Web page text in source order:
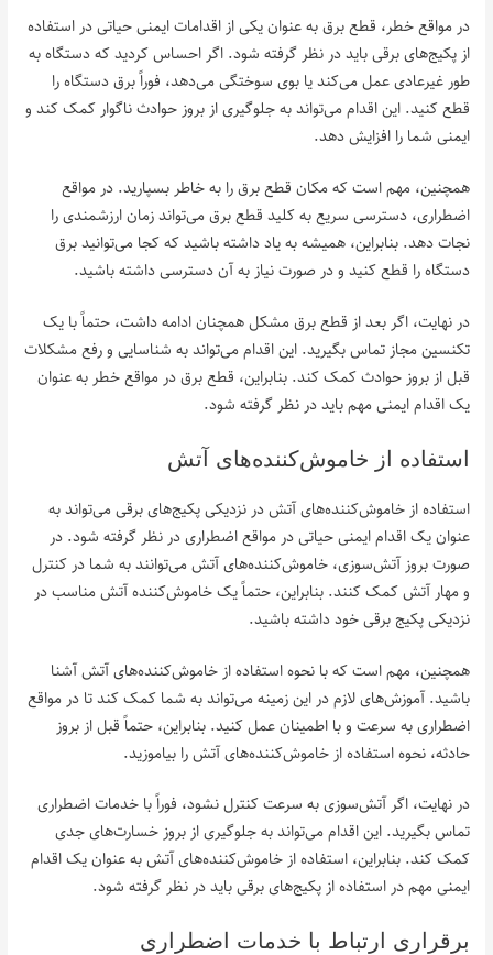
در مواقع خطر، قطع برق به عنوان یکی از اقدامات ایمنی حیاتی در استفاده
از پکیج‌های برقی باید در نظر گرفته شود. اگر احساس کردید که دستگاه به
طور غیرعادی عمل می‌کند یا بوی سوختگی می‌دهد، فوراً برق دستگاه را
قطع کنید. این اقدام می‌تواند به جلوگیری از بروز حوادث ناگوار کمک کند و
ایمنی شما را افزایش دهد.
همچنین، مهم است که مکان قطع برق را به خاطر بسپارید. در مواقع
اضطراری، دسترسی سریع به کلید قطع برق می‌تواند زمان ارزشمندی را
نجات دهد. بنابراین، همیشه به یاد داشته باشید که کجا می‌توانید برق
دستگاه را قطع کنید و در صورت نیاز به آن دسترسی داشته باشید.
در نهایت، اگر بعد از قطع برق مشکل همچنان ادامه داشت، حتماً با یک
تکنسین مجاز تماس بگیرید. این اقدام می‌تواند به شناسایی و رفع مشکلات
قبل از بروز حوادث کمک کند. بنابراین، قطع برق در مواقع خطر به عنوان
یک اقدام ایمنی مهم باید در نظر گرفته شود.
استفاده از خاموش‌کننده‌های آتش
استفاده از خاموش‌کننده‌های آتش در نزدیکی پکیج‌های برقی می‌تواند به
عنوان یک اقدام ایمنی حیاتی در مواقع اضطراری در نظر گرفته شود. در
صورت بروز آتش‌سوزی، خاموش‌کننده‌های آتش می‌توانند به شما در کنترل
و مهار آتش کمک کنند. بنابراین، حتماً یک خاموش‌کننده آتش مناسب در
نزدیکی پکیج برقی خود داشته باشید.
همچنین، مهم است که با نحوه استفاده از خاموش‌کننده‌های آتش آشنا
باشید. آموزش‌های لازم در این زمینه می‌تواند به شما کمک کند تا در مواقع
اضطراری به سرعت و با اطمینان عمل کنید. بنابراین، حتماً قبل از بروز
حادثه، نحوه استفاده از خاموش‌کننده‌های آتش را بیاموزید.
در نهایت، اگر آتش‌سوزی به سرعت کنترل نشود، فوراً با خدمات اضطراری
تماس بگیرید. این اقدام می‌تواند به جلوگیری از بروز خسارت‌های جدی
کمک کند. بنابراین، استفاده از خاموش‌کننده‌های آتش به عنوان یک اقدام
ایمنی مهم در استفاده از پکیج‌های برقی باید در نظر گرفته شود.
برقراری ارتباط با خدمات اضطراری